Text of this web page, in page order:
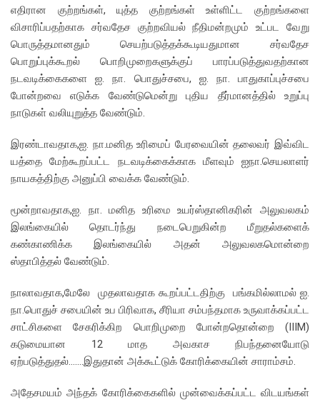
எதிரான குற்றங்கள், யுத்த குற்றங்கள் உள்ளிட்ட குற்றங்களை
விசாரிப்பதற்காக சர்வதேச குற்றவியல் நீதிமன்றமும் உட்பட வேறு
பொருத்தமானதும் செயற்படுத்தக்கூடியதுமான சர்வதேச
பொறுப்புக்கூறல் பொறிமுறைகளுக்குப் பாரப்படுத்துவதற்கான
நடவடிக்கைகளை ஐ. நா. பொதுச்சபை, ஐ. நா. பாதுகாப்புச்சபை
போன்றவை எடுக்க வேண்டுமென்று புதிய தீர்மானத்தில் உறுப்பு
நாடுகள் வலியுறுத்த வேண்டும்.
இரண்டாவதாக,ஐ. நா.மனித உரிமைப் பேரவையின் தலைவர் இவ்விட
யத்தை மேற்கூறப்பட்ட நடவடிக்கைக்காக மீளவும் ஐநா.செயலாளர்
நாயகத்திற்கு அனுப்பி வைக்க வேண்டும்.
மூன்றாவதாக,ஐ. நா. மனித உரிமை உயர்ஸ்தானிகரின் அலுவலகம்
இலங்கையில் தொடர்ந்து நடைபெறுகின்ற மீறுதல்களைக்
கண்காணிக்க இலங்கையில் அதன் அலுவலகமொன்றை
ஸ்தாபித்தல் வேண்டும்.
நாலாவதாக,மேலே முதலாவதாக கூறப்பட்டதிற்கு பங்கமில்லாமல் ஐ.
நா.பொதுச் சபையின் உப பிரிவாக, சீரியா சம்பந்தமாக உருவாக்கப்பட்ட
சாட்சிகளை சேகரிக்கிற பொறிமுறை போன்றதொன்றை (IIIM)
கடுமையான 12 மாத அவகாச நிபந்தனையோடு
ஏற்படுத்துதல்…….இதுதான் அக்கூட்டுக் கோரிக்கையின் சாராம்சம்.
அதேசமயம் அந்தக் கோரிக்கைகளில் முன்வைக்கப்பட்ட விடயங்கள்